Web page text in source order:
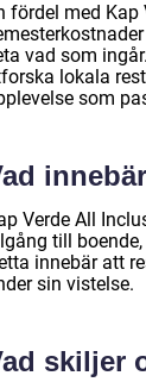
fördel med
vad som
lokala
som
Verde All
till
innebär att
sin vistelse.
skiljer